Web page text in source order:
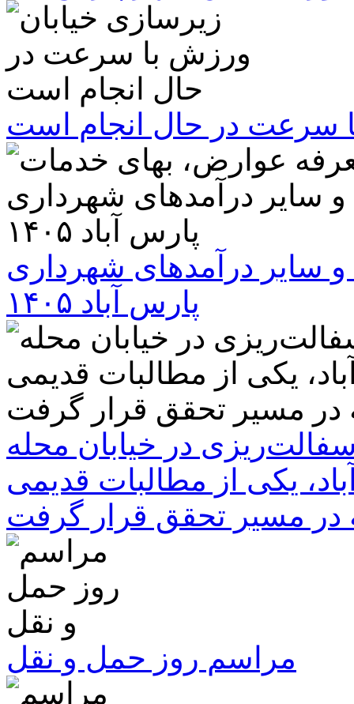
سرعت در حال انجام است
سایر درآمدهای شهرداری
پارس آباد ۱۴۰۵
در خیابان محله
یکی از مطالبات قدیمی
در مسیر تحقق قرار گرفت
مراسم روز حمل و نقل